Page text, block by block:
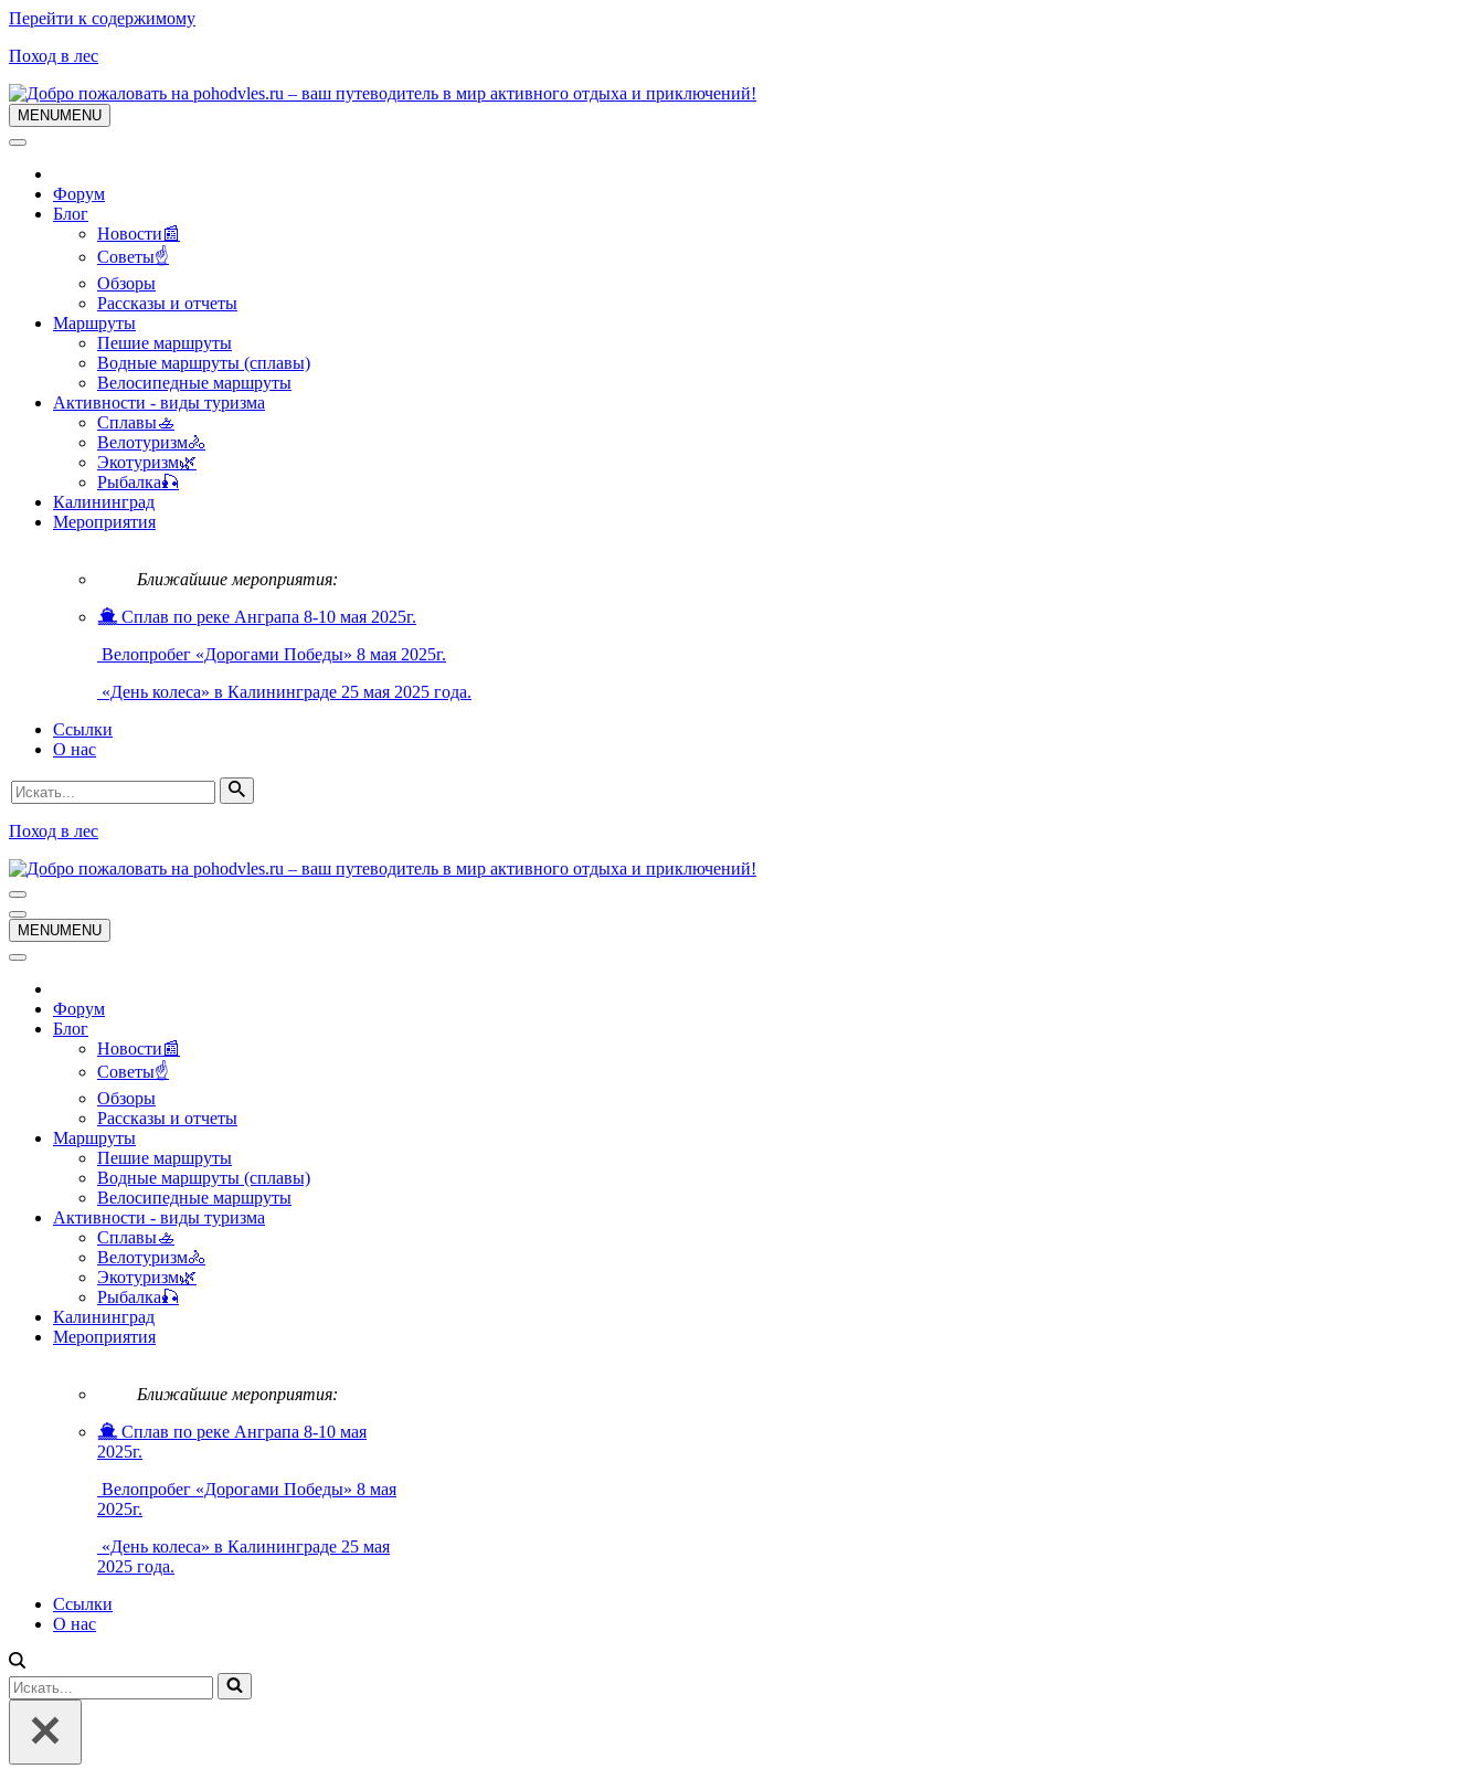
Перейти к содержимому
Поход в лес
MENUMENU
Форум
Блог
Новости📰
Советы☝
Обзоры
Рассказы и отчеты
Маршруты
Пешие маршруты
Водные маршруты (сплавы)
Велосипедные маршруты
Активности - виды туризма
Сплавы🚣
Велотуризм🚴
Экотуризм🌿
Рыбалка🎣
Калининград
Мероприятия
Ближайшие мероприятия:
Сплав по реке Анграпа 8-10 мая 2025г.
Велопробег «Дорогами Победы» 8 мая 2025г.
«День колеса» в Калининграде 25 мая 2025 года.
Ссылки
О нас
Искать...
Поход в лес
Меню
навигации
Меню
навигации
MENUMENU
Форум
Блог
Новости📰
Советы☝
Обзоры
Рассказы и отчеты
Маршруты
Пешие маршруты
Водные маршруты (сплавы)
Велосипедные маршруты
Активности - виды туризма
Сплавы🚣
Велотуризм🚴
Экотуризм🌿
Рыбалка🎣
Калининград
Мероприятия
Ближайшие мероприятия:
Сплав по реке Анграпа 8-10 мая
2025г.
Велопробег «Дорогами Победы» 8 мая
2025г.
«День колеса» в Калининграде 25 мая
2025 года.
Ссылки
О нас
Искать...